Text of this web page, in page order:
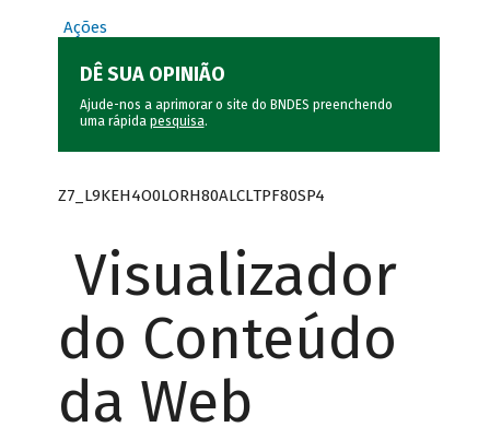
Ações
DÊ SUA OPINIÃO
Ajude-nos a aprimorar o site do BNDES preenchendo
uma rápida pesquisa.
Z7_L9KEH4O0LORH80ALCLTPF80SP4
Visualizador
do Conteúdo
da Web